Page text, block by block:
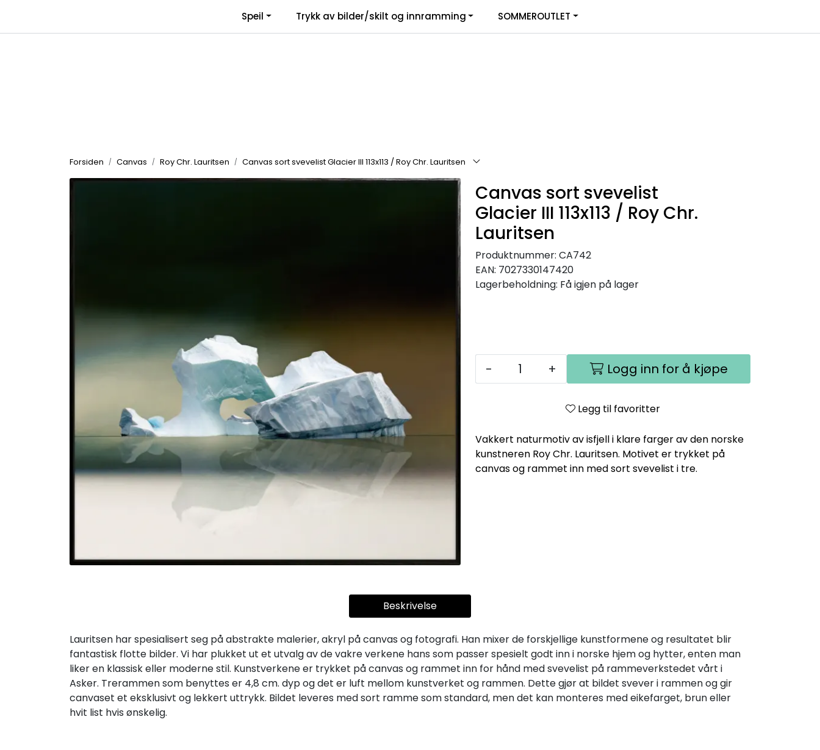
Speil Trykk av bilder/skilt og innramming SOMMEROUTLET
Forsiden Canvas Roy Chr. Lauritsen Canvas sort svevelist Glacier III 113x113 / Roy Chr. Lauritsen
Canvas sort svevelist
Glacier III 113x113 / Roy Chr.
Lauritsen
Produktnummer: CA742
EAN: 7027330147420
Lagerbeholdning: Få igjen på lager
- + Logg inn for å kjøpe
Legg til favoritter
Vakkert naturmotiv av isfjell i klare farger av den norske
kunstneren Roy Chr. Lauritsen. Motivet er trykket på
canvas og rammet inn med sort svevelist i tre.
Beskrivelse
Lauritsen har spesialisert seg på abstrakte malerier, akryl på canvas og fotografi. Han mixer de forskjellige kunstformene og resultatet blir
fantastisk flotte bilder. Vi har plukket ut et utvalg av de vakre verkene hans som passer spesielt godt inn i norske hjem og hytter, enten man
liker en klassisk eller moderne stil. Kunstverkene er trykket på canvas og rammet inn for hånd med svevelist på rammeverkstedet vårt i
Asker. Trerammen som benyttes er 4,8 cm. dyp og det er luft mellom kunstverket og rammen. Dette gjør at bildet svever i rammen og gir
canvaset et eksklusivt og lekkert uttrykk. Bildet leveres med sort ramme som standard, men det kan monteres med eikefarget, brun eller
hvit list hvis ønskelig.